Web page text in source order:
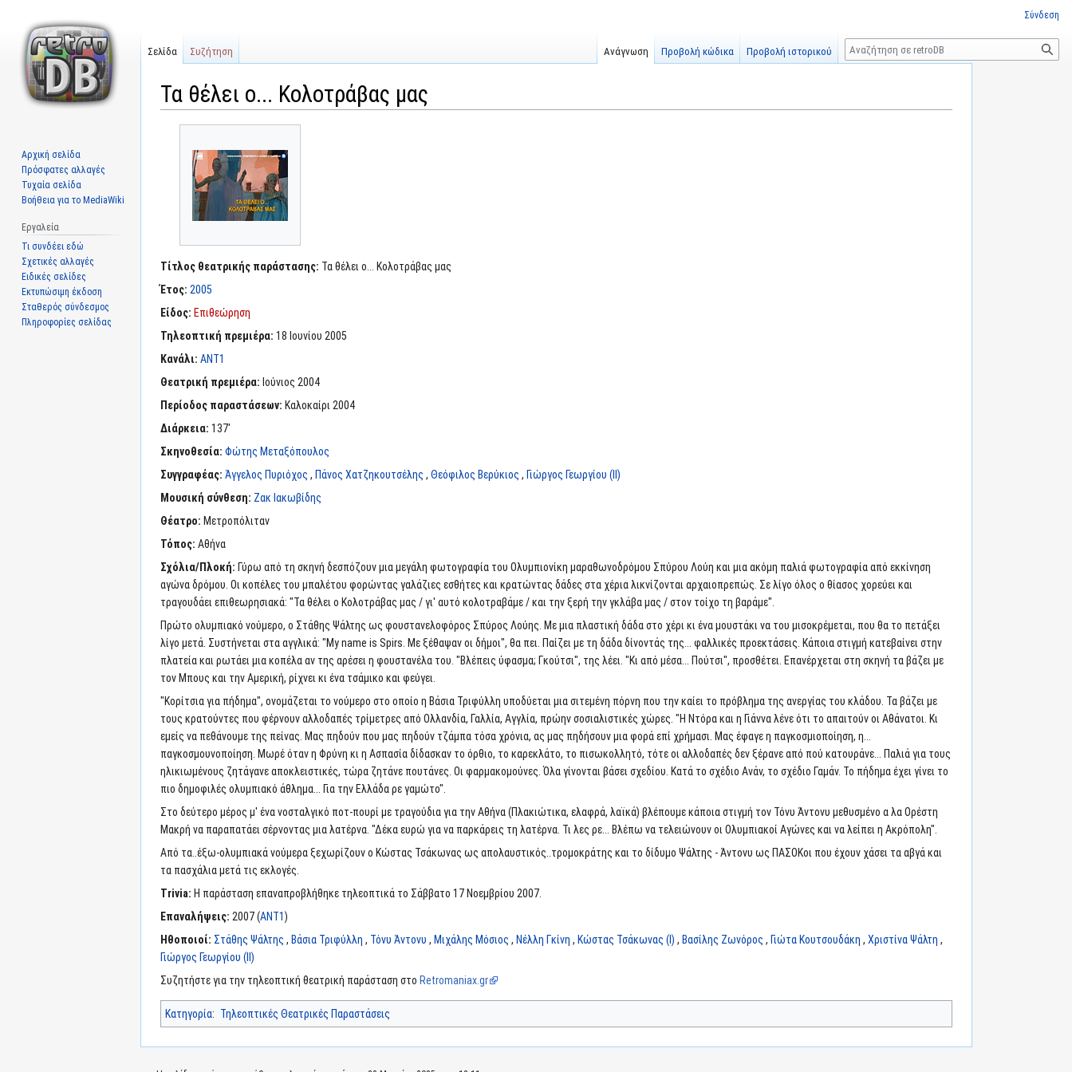
Τα θέλει ο... Κολοτράβας μας
πλοήγηση
αναζήτηση
Τίτλος θεατρικής παράστασης: Τα θέλει ο... Κολοτράβας μας
Έτος: 2005
Είδος: Επιθεώρηση
Τηλεοπτική πρεμιέρα: 18 Ιουνίου 2005
Κανάλι: ΑΝΤ1
Θεατρική πρεμιέρα: Ιούνιος 2004
Περίοδος παραστάσεων: Καλοκαίρι 2004
Διάρκεια: 137'
Σκηνοθεσία: Φώτης Μεταξόπουλος
Συγγραφέας: Άγγελος Πυριόχος , Πάνος Χατζηκουτσέλης , Θεόφιλος Βερύκιος , Γιώργος Γεωργίου (II)
Μουσική σύνθεση: Ζακ Ιακωβίδης
Θέατρο: Μετροπόλιταν
Τόπος: Αθήνα
Σχόλια/Πλοκή: Γύρω από τη σκηνή δεσπόζουν μια μεγάλη φωτογραφία του Ολυμπιονίκη μαραθωνοδρόμου Σπύρου Λούη και μια ακόμη παλιά φωτογραφία από εκκίνηση
αγώνα δρόμου. Οι κοπέλες του μπαλέτου φορώντας γαλάζιες εσθήτες και κρατώντας δάδες στα χέρια λικνίζονται αρχαιοπρεπώς. Σε λίγο όλος ο θίασος χορεύει και
τραγουδάει επιθεωρησιακά: "Τα θέλει ο Κολοτράβας μας / γι' αυτό κολοτραβάμε / και την ξερή την γκλάβα μας / στον τοίχο τη βαράμε".
Πρώτο ολυμπιακό νούμερο, ο Στάθης Ψάλτης ως φουστανελοφόρος Σπύρος Λούης. Με μια πλαστική δάδα στο χέρι κι ένα μουστάκι να του μισοκρέμεται, που θα το πετάξει
λίγο μετά. Συστήνεται στα αγγλικά: "My name is Spirs. Με ξέθαψαν οι δήμοι", θα πει. Παίζει με τη δάδα δίνοντάς της... φαλλικές προεκτάσεις. Κάποια στιγμή κατεβαίνει στην
πλατεία και ρωτάει μια κοπέλα αν της αρέσει η φουστανέλα του. "Βλέπεις ύφασμα; Γκούτσι", της λέει. "Κι από μέσα... Πούτσι", προσθέτει. Επανέρχεται στη σκηνή τα βάζει με
τον Μπους και την Αμερική, ρίχνει κι ένα τσάμικο και φεύγει.
"Κορίτσια για πήδημα", ονομάζεται το νούμερο στο οποίο η Βάσια Τριφύλλη υποδύεται μια σιτεμένη πόρνη που την καίει το πρόβλημα της ανεργίας του κλάδου. Τα βάζει με
τους κρατούντες που φέρνουν αλλοδαπές τρίμετρες από Ολλανδία, Γαλλία, Αγγλία, πρώην σοσιαλιστικές χώρες. "Η Ντόρα και η Γιάννα λένε ότι το απαιτούν οι Αθάνατοι. Κι
εμείς να πεθάνουμε της πείνας. Μας πηδούν που μας πηδούν τζάμπα τόσα χρόνια, ας μας πηδήσουν μια φορά επί χρήμασι. Μας έφαγε η παγκοσμιοποίηση, η...
παγκοσμουνοποίηση. Μωρέ όταν η Φρύνη κι η Ασπασία δίδασκαν το όρθιο, το καρεκλάτο, το πισωκολλητό, τότε οι αλλοδαπές δεν ξέρανε από πού κατουράνε... Παλιά για τους
ηλικιωμένους ζητάγανε αποκλειστικές, τώρα ζητάνε πουτάνες. Οι φαρμακομούνες. Όλα γίνονται βάσει σχεδίου. Κατά το σχέδιο Ανάν, το σχέδιο Γαμάν. Το πήδημα έχει γίνει το
πιο δημοφιλές ολυμπιακό άθλημα... Για την Ελλάδα ρε γαμώτο".
Στο δεύτερο μέρος μ' ένα νοσταλγικό ποτ-πουρί με τραγούδια για την Αθήνα (Πλακιώτικα, ελαφρά, λαϊκά) βλέπουμε κάποια στιγμή τον Τόνυ Άντονυ μεθυσμένο α λα Ορέστη
Μακρή να παραπατάει σέρνοντας μια λατέρνα. "Δέκα ευρώ για να παρκάρεις τη λατέρνα. Τι λες ρε... Βλέπω να τελειώνουν οι Ολυμπιακοί Αγώνες και να λείπει η Ακρόπολη".
Από τα..έξω-ολυμπιακά νούμερα ξεχωρίζουν ο Κώστας Τσάκωνας ως απολαυστικός..τρομοκράτης και το δίδυμο Ψάλτης - Άντονυ ως ΠΑΣΟΚοι που έχουν χάσει τα αβγά και
τα πασχάλια μετά τις εκλογές.
Trivia: Η παράσταση επαναπροβλήθηκε τηλεοπτικά το Σάββατο 17 Νοεμβρίου 2007.
Επαναλήψεις: 2007 (ΑΝΤ1)
Ηθοποιοί: Στάθης Ψάλτης , Βάσια Τριφύλλη , Τόνυ Άντονυ , Μιχάλης Μόσιος , Νέλλη Γκίνη , Κώστας Τσάκωνας (I) , Βασίλης Ζωνόρος , Γιώτα Κουτσουδάκη , Χριστίνα Ψάλτη ,
Γιώργος Γεωργίου (II)
Συζητήστε για την τηλεοπτική θεατρική παράσταση στο Retromaniax.gr
Κατηγορία: Τηλεοπτικές Θεατρικές Παραστάσεις
Σύνδεση
Σελίδα Συζήτηση Ανάγνωση Προβολή κώδικα Προβολή ιστορικού
Αναζήτηση
Αρχική σελίδα
Πρόσφατες αλλαγές
Τυχαία σελίδα
Βοήθεια για το MediaWiki
Εργαλεία
Τι συνδέει εδώ
Σχετικές αλλαγές
Ειδικές σελίδες
Εκτυπώσιμη έκδοση
Σταθερός σύνδεσμος
Πληροφορίες σελίδας